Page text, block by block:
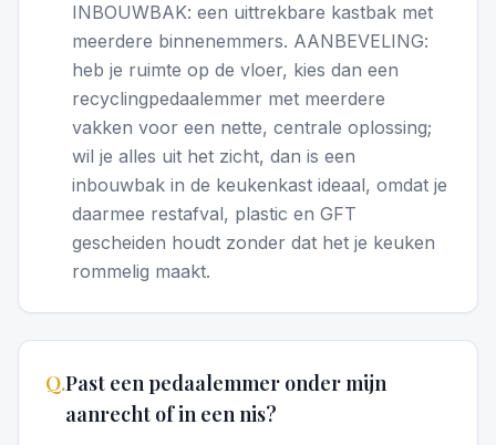
INBOUWBAK: een uittrekbare kastbak met
meerdere binnenemmers. AANBEVELING:
heb je ruimte op de vloer, kies dan een
recyclingpedaalemmer met meerdere
vakken voor een nette, centrale oplossing;
wil je alles uit het zicht, dan is een
inbouwbak in de keukenkast ideaal, omdat je
daarmee restafval, plastic en GFT
gescheiden houdt zonder dat het je keuken
rommelig maakt.
Q.Past een pedaalemmer onder mijn
aanrecht of in een nis?